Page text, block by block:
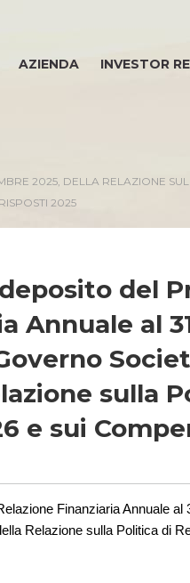
AZIENDA INVESTOR
2025, DELLA RELAZIONE
2025
del
Annuale al
sulla
e sui
Finanziaria Annuale al
Relazione sulla Politica di